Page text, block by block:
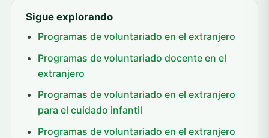
Sigue explorando
Programas de voluntariado en el extranjero
Programas de voluntariado docente en el
extranjero
Programas de voluntariado en el extranjero
para el cuidado infantil
Programas de voluntariado en el extranjero